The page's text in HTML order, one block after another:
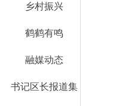
乡村振兴
鹤鹤有鸣
融媒动态
书记区长报道集